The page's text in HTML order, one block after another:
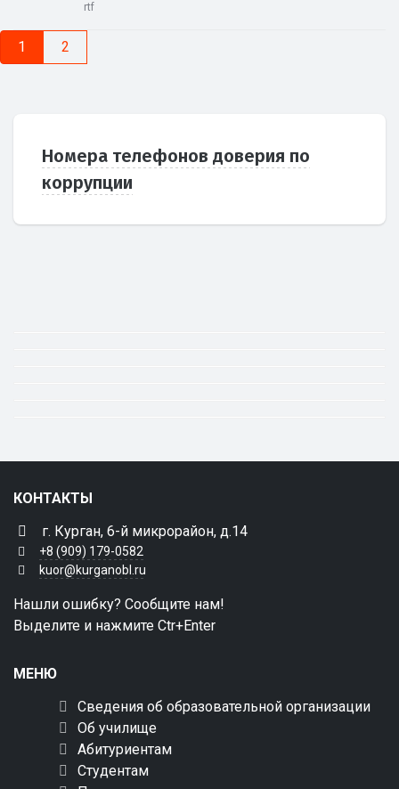
rtf
1 2
Номера телефонов доверия по
коррупции
КОНТАКТЫ
г. Курган, 6-й микрорайон, д.14
+8 (909) 179-0582
kuor@kurganobl.ru
Нашли ошибку? Сообщите нам!
Выделите и нажмите Ctr+Enter
МЕНЮ
Сведения об образовательной организации
Об училище
Абитуриентам
Студентам